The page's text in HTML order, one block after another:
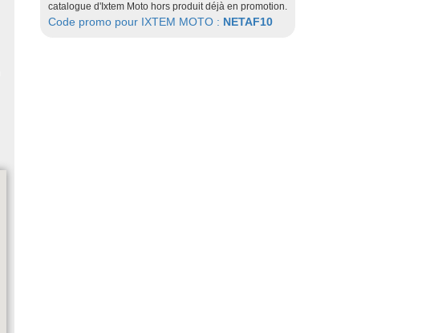
catalogue d'Ixtem Moto hors produit déjà en promotion.
Code promo pour IXTEM MOTO : NETAF10